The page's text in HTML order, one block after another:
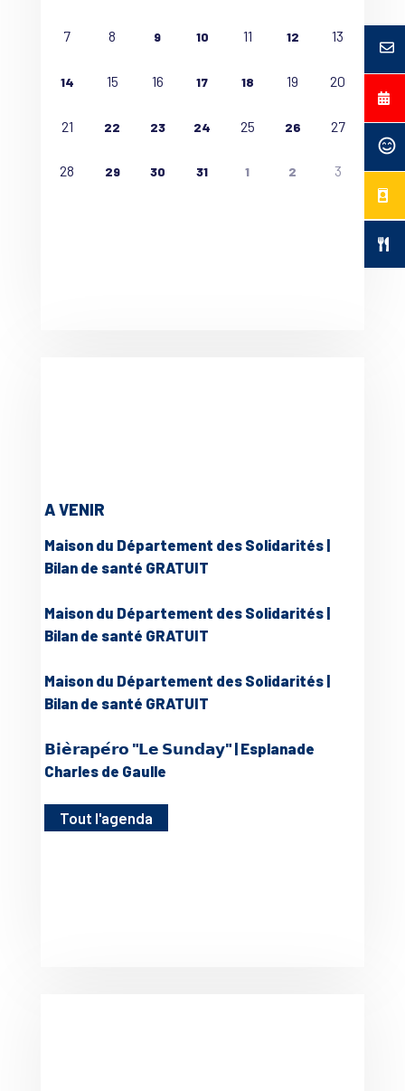
7 8 9 10 11 12 13
14 15 16 17 18 19 20
21 22 23 24 25 26 27
28 29 30 31 1 2 3
A VENIR
Maison du Département des Solidarités |
Bilan de santé GRATUIT
Maison du Département des Solidarités |
Bilan de santé GRATUIT
Maison du Département des Solidarités |
Bilan de santé GRATUIT
𝗕𝗶𝗲̀𝗿𝗮𝗽𝗲́𝗿𝗼 "𝗟𝗲 𝗦𝘂𝗻𝗱𝗮𝘆" | Esplanade
Charles de Gaulle
Tout l'agenda